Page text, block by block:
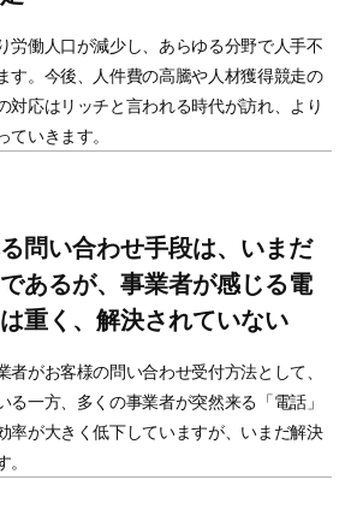
労働人口が減少し、あらゆる分野で人手不
。 今後、人件費の高騰や人材獲得競走の
対応はリッチと言われる時代が訪れ、より
いきます。
問い合わせ手段は、いまだ
あるが、 事業者が感じる電
重く、解決されていない
者がお客様の問い合わせ受付方法として、
一方、 多くの事業者が突然来る「電話」
率が大きく低下していますが、いまだ解決